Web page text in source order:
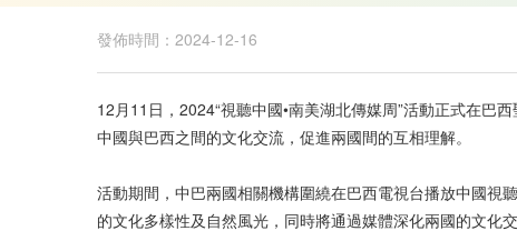
發佈時間：2024-12-16
12月11日，2024“視聽中國•南美湖北傳媒周”活動正式在巴
中國與巴西之間的文化交流，促進兩國間的互相理解。
活動期間，中巴兩國相關機構圍繞在巴西電視台播放中國視
的文化多樣性及自然風光，同時將通過媒體深化兩國的文化交